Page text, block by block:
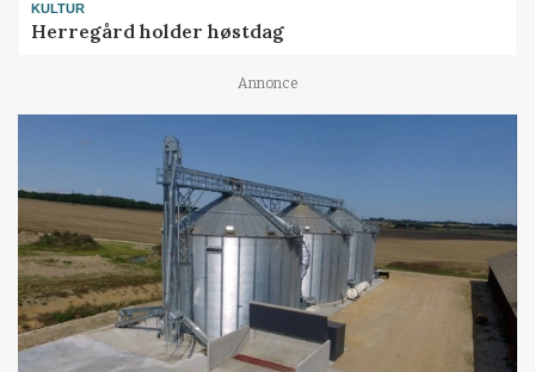
KULTUR
Herregård holder høstdag
Annonce